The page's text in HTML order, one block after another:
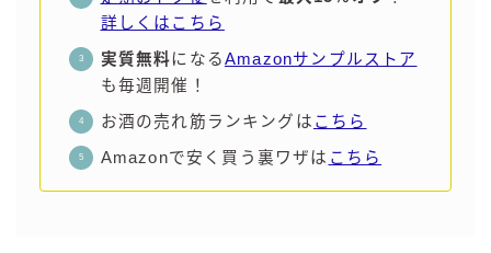
極上レモンサワー
極上フルーツサワー
すみか
タンチュー
コカ・コーラ
檸檬堂
詳しくはこちら
実質無料になるAmazonサンプルストア
も毎週開催！
お酒の売れ筋ランキングは こちら
Amazonで安く買う裏ワザは こちら